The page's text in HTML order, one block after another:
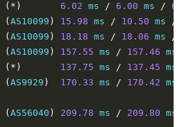
(*) 6.02 ms / 6.00 ms /
( AS10099 ) 15.98 ms / 10.50 ms /
( AS10099 ) 18.18 ms / 18.06 ms /
( AS10099 ) 157.55 ms / 157.46 ms
(*) 137.75 ms / 137.45 ms
( AS9929 ) 170.33 ms / 170.42 ms
( AS56040 ) 209.78 ms / 209.80 ms